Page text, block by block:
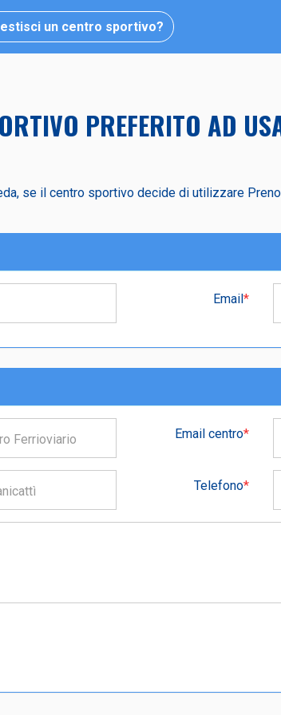
un centro sportivo?
PREFERITO AD
se il centro sportivo decide di utilizzare
Email*
Email centro*
Telefono*